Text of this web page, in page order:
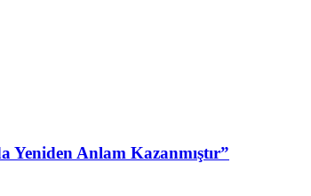
Yeniden Anlam Kazanmıştır”